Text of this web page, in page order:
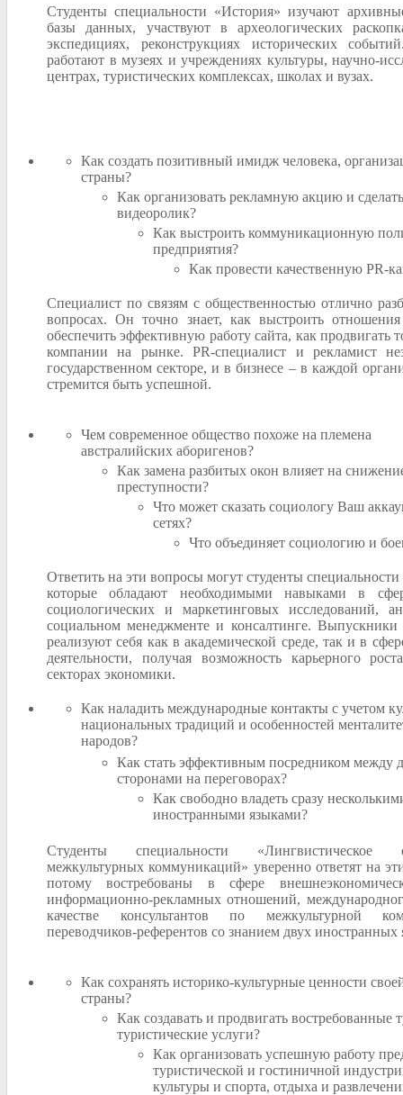
Студенты специальности «История» изучают
базы данных, участвуют в археологических
экспедициях, реконструкциях исторических
работают в музеях и учреждениях культуры, научно-
центрах, туристических комплексах, школах и вузах.
Как создать позитивный имидж человека,
страны?
Как организовать рекламную акцию и
видеоролик?
Как выстроить коммуникационную
предприятия?
Как провести качественную PR-
Специалист по связям с общественностью отлично
вопросах. Он точно знает, как выстроить
обеспечить эффективную работу сайта, как продвигать
компании на рынке. PR-специалист и рекламист
государственном секторе, и в бизнесе – в каждой
стремится быть успешной.
Чем современное общество похоже на племена
австралийских аборигенов?
Как замена разбитых окон влияет на
преступности?
Что может сказать социологу Ваш
сетях?
Что объединяет социологию и
Ответить на эти вопросы могут студенты
которые обладают необходимыми навыками в
социологических и маркетинговых исследований,
социальном менеджменте и консалтинге. Выпускники
реализуют себя как в академической среде, так и в
деятельности, получая возможность карьерного
секторах экономики.
Как наладить международные контакты с учетом
национальных традиций и особенностей
народов?
Как стать эффективным посредником между
сторонами на переговорах?
Как свободно владеть сразу
иностранными языками?
Студенты специальности «Лингвистическое
межкультурных коммуникаций» уверенно ответят на
потому востребованы в сфере
информационно-рекламных отношений,
качестве консультантов по межкультурной
переводчиков-референтов со знанием двух иностранных
Как сохранять историко-культурные ценности
страны?
Как создавать и продвигать востребованные
туристические услуги?
Как организовать успешную работу
туристической и гостиничной
культуры и спорта, отдыха и